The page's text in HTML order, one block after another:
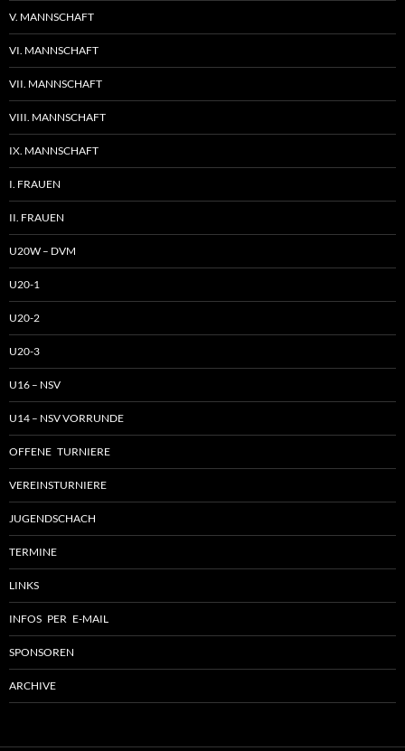
V. MANNSCHAFT
VI. MANNSCHAFT
VII. MANNSCHAFT
VIII. MANNSCHAFT
IX. MANNSCHAFT
I. FRAUEN
II. FRAUEN
U20W – DVM
U20-1
U20-2
U20-3
U16 – NSV
U14 – NSV VORRUNDE
OFFENE TURNIERE
VEREINSTURNIERE
JUGENDSCHACH
TERMINE
LINKS
INFOS PER E-MAIL
SPONSOREN
ARCHIVE